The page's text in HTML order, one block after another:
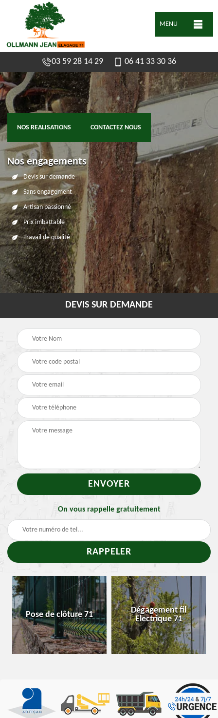
MENU
03 59 28 14 29 06 41 33 30 36
NOS REALISATIONS CONTACTEZ NOUS
Nos engagements
Devis sur demande
Sans engagement
Artisan passionné
Prix imbattable
Travail de qualité
DEVIS SUR DEMANDE
On vous rappelle gratuitement
Pose de clôture 71
Dégagement fil
Electrique 71